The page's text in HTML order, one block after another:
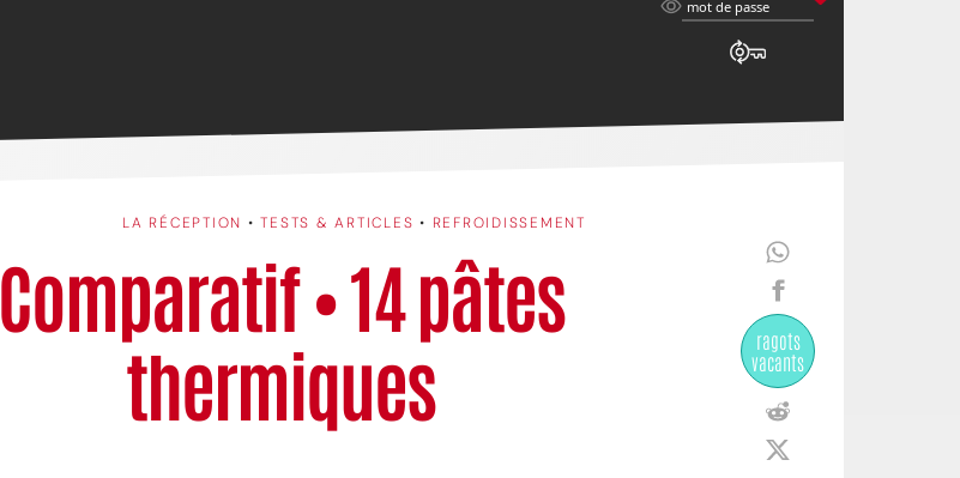
mot de passe
LA RÉCEPTION •TESTS & ARTICLES • REFROIDISSEMENT
Comparatif • 14 pâtes
thermiques
ragots
vacants